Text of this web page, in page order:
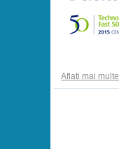
Aflati mai multe